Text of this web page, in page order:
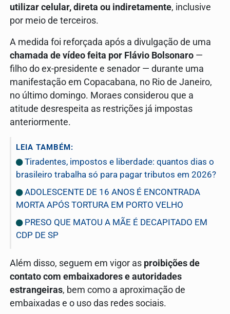
utilizar celular, direta ou indiretamente, inclusive
por meio de terceiros.
A medida foi reforçada após a divulgação de uma
chamada de vídeo feita por Flávio Bolsonaro —
filho do ex-presidente e senador — durante uma
manifestação em Copacabana, no Rio de Janeiro,
no último domingo. Moraes considerou que a
atitude desrespeita as restrições já impostas
anteriormente.
LEIA TAMBÉM:
Tiradentes, impostos e liberdade: quantos dias o
brasileiro trabalha só para pagar tributos em 2026?
ADOLESCENTE DE 16 ANOS É ENCONTRADA
MORTA APÓS TORTURA EM PORTO VELHO
PRESO QUE MATOU A MÃE É DECAPITADO EM
CDP DE SP
Além disso, seguem em vigor as proibições de
contato com embaixadores e autoridades
estrangeiras, bem como a aproximação de
embaixadas e o uso das redes sociais.